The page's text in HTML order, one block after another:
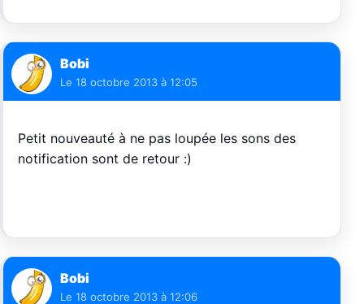
Bobi
Le 18 octobre 2013 à 12:05
Petit nouveauté à ne pas loupée les sons des
notification sont de retour :)
Bobi
Le 18 octobre 2013 à 12:06